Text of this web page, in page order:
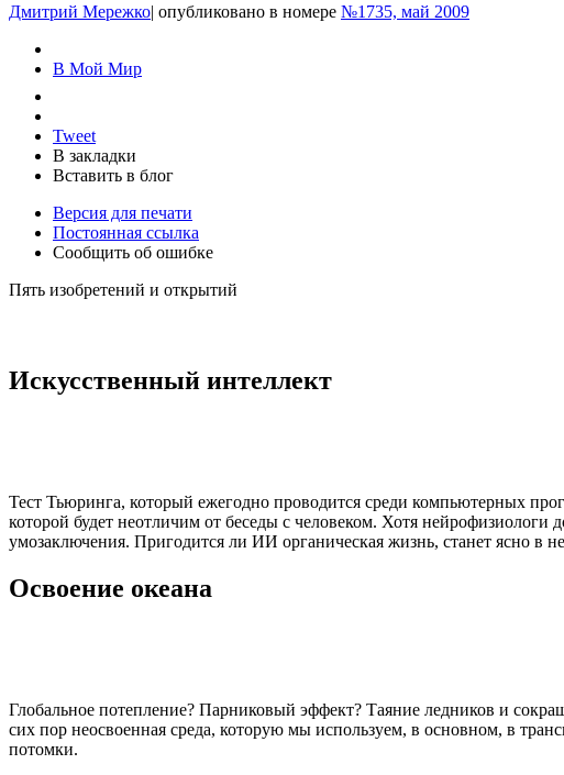
Дмитрий Мережко| опубликовано в номере №1735, май 2009
В Мой Мир
Tweet
В закладки
Вставить в блог
Версия для печати
Постоянная ссылка
Сообщить об ошибке
Пять изобретений и открытий
Искусственный интеллект
Тест Тьюринга, который ежегодно проводится среди компьютерных
которой будет неотличим от беседы с человеком. Хотя
умозаключения. Пригодится ли ИИ органическая жизнь, станет ясно в
Освоение океана
Глобальное потепление? Парниковый эффект? Таяние ледников и
сих пор неосвоенная среда, которую мы используем, в основном, в
потомки.